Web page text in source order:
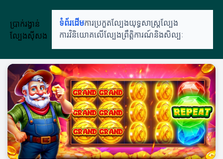
ប្រាក់រង្វាន់
ល្បែងស៊ីសង
ទំព័រដើមការប្រកួតល្បែងយុទ្ធសាស្ត្រល្បែង
ការវិនិយោគលើល្បែងព្រឹត្តិការណ៍និងសិល្បៈ